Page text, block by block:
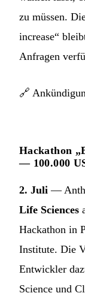
zu müssen.
increase“
Anfragen
🔗
Hackathon
— 100.000
2. Juli —
Life Sciences
Hackathon in
Institute. Die
Entwickler
Science und